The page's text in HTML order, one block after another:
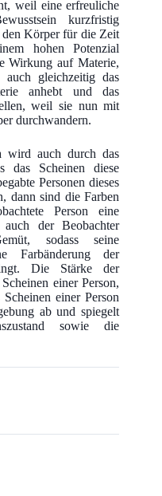
weil eine erfreuliche
kurzfristig
den Körper für die Zeit
hohen Potenzial
Wirkung auf Materie,
auch gleichzeitig das
anhebt und das
weil sie nun mit
durchwandern.
wird auch durch das
das Scheinen diese
Personen dieses
dann sind die Farben
Person eine
der Beobachter
sodass seine
Farbänderung der
Die Stärke der
einer Person,
einer Person
ab und spiegelt
sowie die